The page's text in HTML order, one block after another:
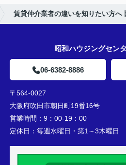
賃貸仲介業者の違いを知りたい方へ
昭和ハウジングセン
06-6382-8886
〒564-0027
大阪府吹田市朝日町19番16号
営業時間： 9：00-19：00
定休日： 毎週水曜日・第1～3木曜日